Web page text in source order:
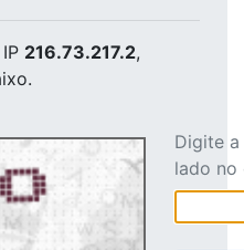
216.73.217.2,
Digite
lado no